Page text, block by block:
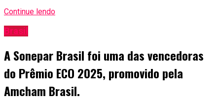
Continue lendo
Brasil
A Sonepar Brasil foi uma das vencedoras
do Prêmio ECO 2025, promovido pela
Amcham Brasil.